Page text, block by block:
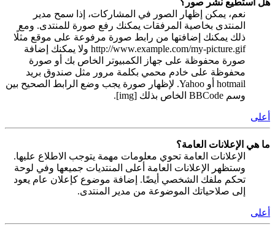
هل أستطيع نشر صور؟
نعم، يمكن إظهار الصور في المشاركات، إذا سمح مدير
المنتدى بخاصية المرفقات يمكنك رفع صورة للمنتدى. ومع
ذلك يمكنك إضافتها من رابط صورة مرفوعة على موقع مثلًا
http://www.example.com/my-picture.gif ولا يمكنك إضافة
صورة محفوظة على جهاز الكمبيوتر الخاص بك أو صورة
محفوظة على خادم محمي بكلمة مرور مثل صندوق بريد
hotmail أو Yahoo. لإظهار صورة يجب وضع الرابط الصحيح بين
وسم BBCode الخاص بذلك [img].
أعلى
ما هي الإعلانات العامة؟
الإعلانات العامة تحوي معلومات مهمة يتوجب الاطلاع عليها.
وستظهر الإعلانات العامة أعلى المنتديات جميعها وفي لوحة
تحكم ملفك الشخصي أيضًا. إضافة موضوع كإعلان عام يعود
إلى صلاحياتك الموضوعة من مدير المنتدى.
أعلى